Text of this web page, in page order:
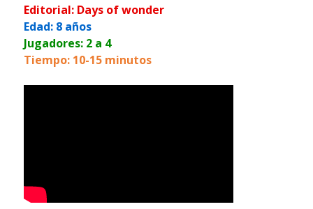
Editorial: Days of wonder
Edad: 8 años
Jugadores: 2 a 4
Tiempo: 10-15 minutos